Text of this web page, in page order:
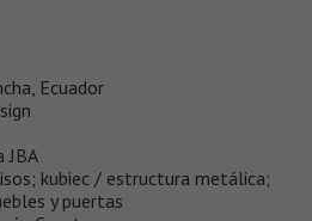
Ecuador
JBA
kubiec / estructura metálica;
y puertas